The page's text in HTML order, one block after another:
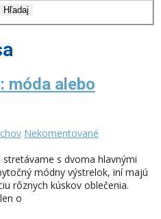
móda alebo
Nekomentované
s dvoma hlavnými
módny výstrelok, iní majú
rôznych kúskov oblečenia.
o